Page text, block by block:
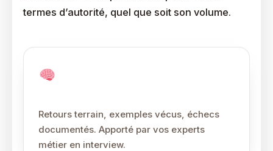
termes d’autorité, quel que soit son volume.
Retours terrain, exemples vécus, échecs
documentés. Apporté par vos experts
métier en interview.